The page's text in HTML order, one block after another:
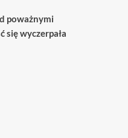
poważnymi
się wyczerpała